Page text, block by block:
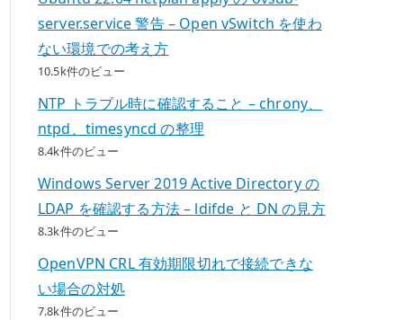
server.service 警告 – Open vSwitch を使わ
ない環境での考え方
10.5k件のビュー
NTP トラブル時に確認すること – chrony、
ntpd、timesyncd の整理
8.4k件のビュー
Windows Server 2019 Active Directory の
LDAP を確認する方法 – ldifde と DN の見方
8.3k件のビュー
OpenVPN CRL 有効期限切れで接続できな
い場合の対処
7.8k件のビュー